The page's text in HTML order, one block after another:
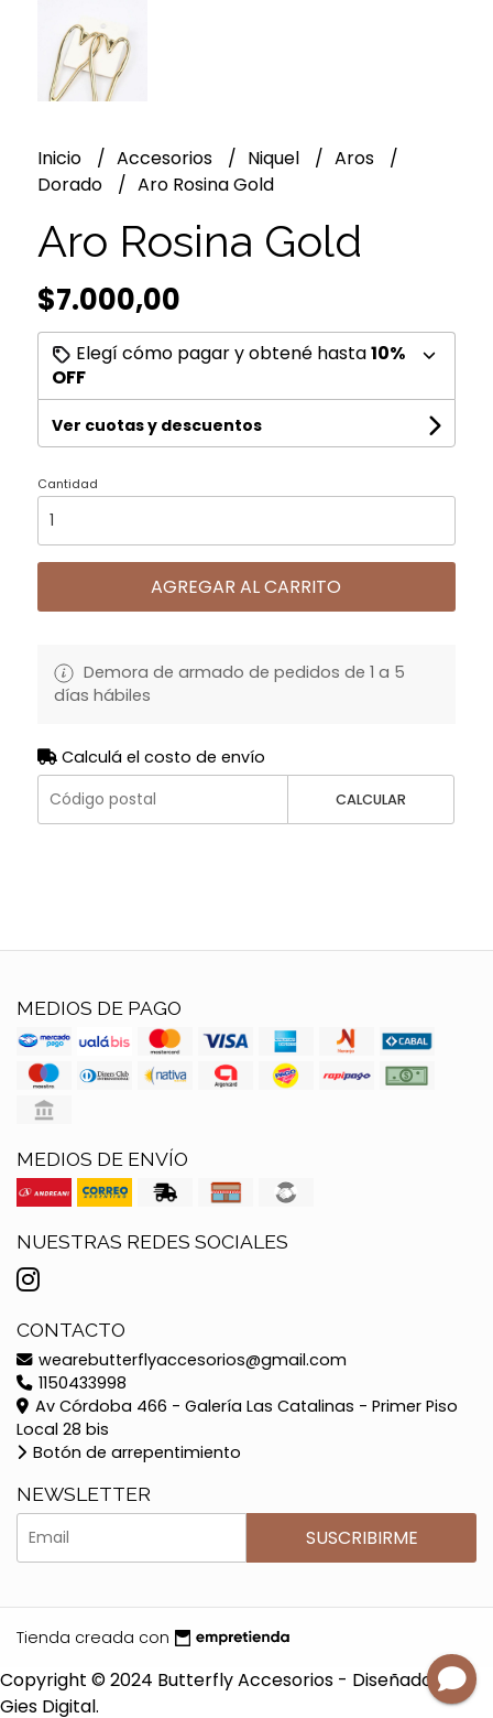
Inicio Accesorios Niquel
Aros
Dorado
Aro Rosina Gold
Aro Rosina Gold
$7.000,00
Elegí cómo pagar y obtené hasta10%
OFF
Ver cuotas y descuentos
Cantidad
AGREGAR AL CARRITO
Demora de armado de pedidos de 1 a 5
días hábiles
Calculá el costo de envío
CALCULAR
MEDIOS DE PAGO
MEDIOS DE ENVÍO
NUESTRAS REDES SOCIALES
CONTACTO
wearebutterflyaccesorios@gmail.com
1150433998
Av Córdoba 466 - Galería Las Catalinas - Primer Piso
Local 28 bis
Botón de arrepentimiento
NEWSLETTER
SUSCRIBIRME
Tienda creada con
Copyright © 2024 Butterfly Accesorios - Diseñado por
Gies Digital.